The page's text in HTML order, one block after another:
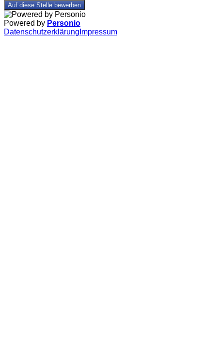
Auf diese Stelle bewerben
Powered by Personio
Datenschutzerklärung Impressum